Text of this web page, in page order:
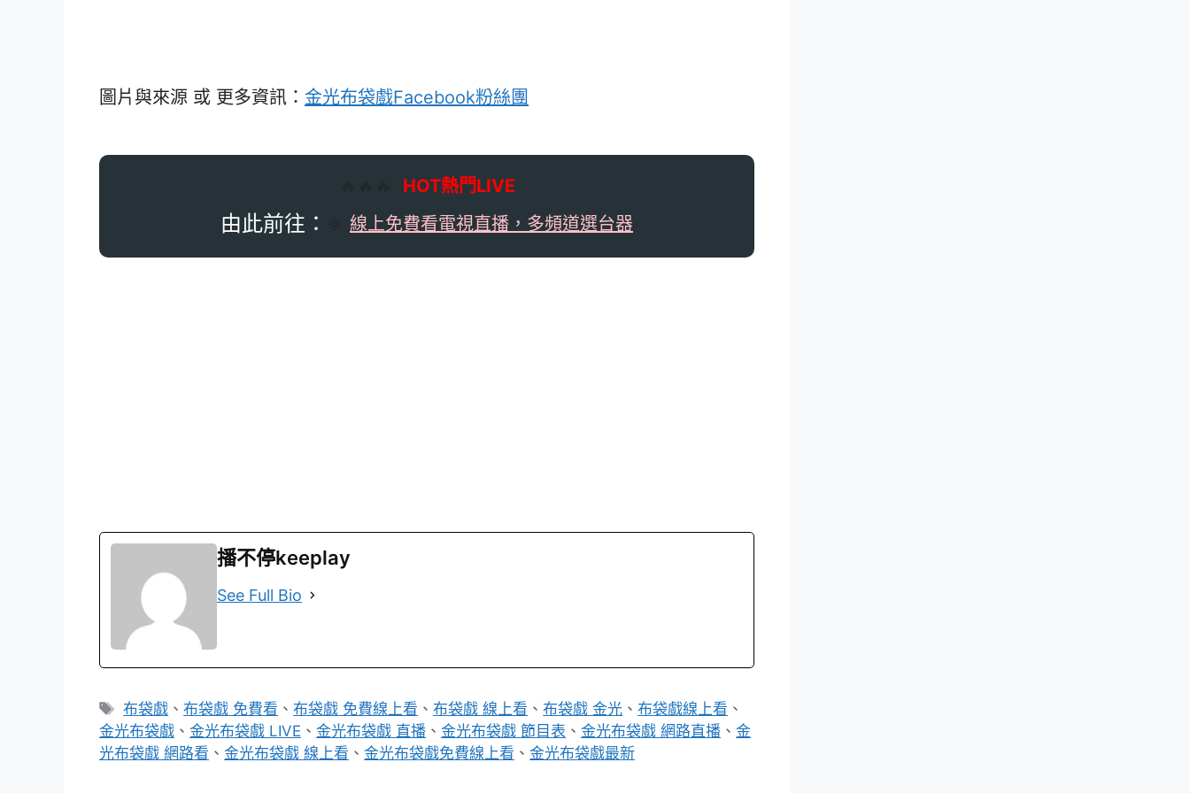
圖片與來源 或 更多資訊： 金光布袋戲Facebook粉絲團
HOT熱門LIVE
由此前往： 線上免費看電視直播，多頻道選台器
播不停keeplay
See Full Bio
標
籤
布袋戲 、布袋戲 免費看 、布袋戲 免費線上看 、布袋戲 線上看 、布袋戲 金光 、布袋戲線上看 、
金光布袋戲 、 金光布袋戲 LIVE 、 金光布袋戲 直播 、 金光布袋戲 節目表 、 金光布袋戲 網路直播 、 金
光布袋戲 網路看 、 金光布袋戲 線上看 、 金光布袋戲免費線上看 、 金光布袋戲最新